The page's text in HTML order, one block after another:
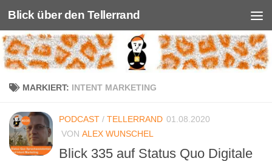
Unter dem Inhalt
Blick über den Tellerrand
MARKIERT: INTENT MARKETING
PODCAST / TELLERRAND 01.08.2020
VON ALEX WUNSCHEL
Blick 335 auf Status Quo Digitale